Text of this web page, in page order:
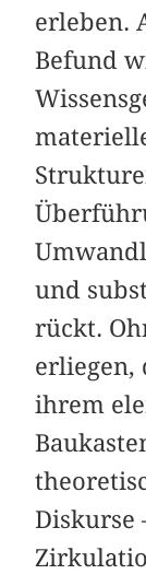
erleben.
Befund
und
rückt.
erliegen,
ihrem
Diskurse